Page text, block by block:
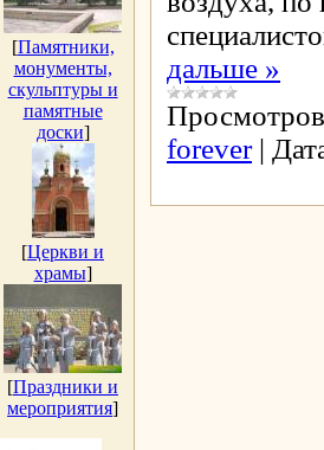
[Памятники,
монументы,
скульптуры и
памятные
доски]
[Церкви и
храмы]
[Праздники и
мероприятия]
дальше »
forever |